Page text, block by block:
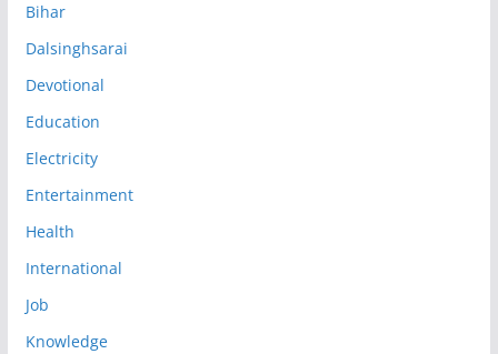
Bihar
Dalsinghsarai
Devotional
Education
Electricity
Entertainment
Health
International
Job
Knowledge